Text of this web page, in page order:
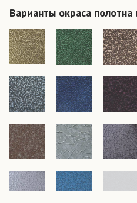
Варианты окраса